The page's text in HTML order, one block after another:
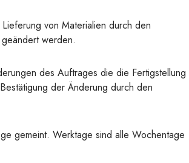
von Materialien durch den
werden.
des Auftrages die die Fertigstellung
der Änderung durch den
gemeint. Werktage sind alle Wochentage